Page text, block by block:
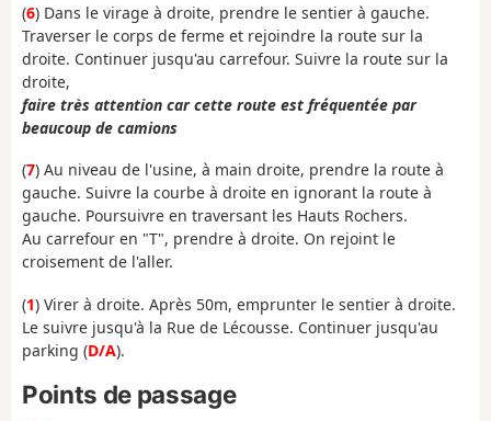
(6) Dans le virage à droite, prendre le sentier à gauche.
Traverser le corps de ferme et rejoindre la route sur la
droite. Continuer jusqu'au carrefour. Suivre la route sur la
droite,
faire très attention car cette route est fréquentée par
beaucoup de camions
(7) Au niveau de l'usine, à main droite, prendre la route à
gauche. Suivre la courbe à droite en ignorant la route à
gauche. Poursuivre en traversant les Hauts Rochers.
Au carrefour en "T", prendre à droite. On rejoint le
croisement de l'aller.
(1) Virer à droite. Après 50m, emprunter le sentier à droite.
Le suivre jusqu'à la Rue de Lécousse. Continuer jusqu'au
parking (D/A).
Points de passage